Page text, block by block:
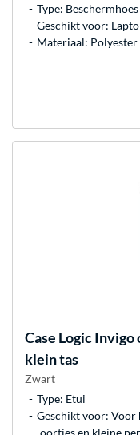
Type: Beschermhoes
Geschikt voor:
Materiaal: Polyester
Case LogicInvigo
klein tas
Zwart
Type: Etui
Geschikt voor: Voor
oortjes en kleine